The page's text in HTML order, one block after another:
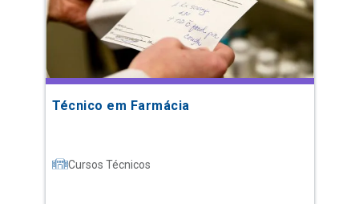
Técnico em Farmácia
Cursos Técnicos